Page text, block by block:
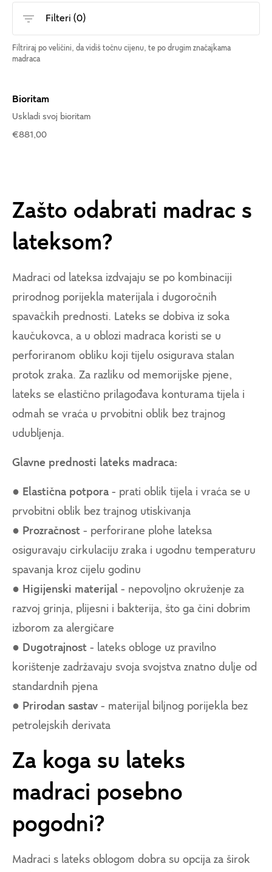
Filteri (0)
Filtriraj po veličini, da vidiš točnu cijenu, te po drugim značajkama
madraca
Bioritam
Uskladi svoj bioritam
€881,00
Zašto odabrati madrac s
lateksom?
Madraci od lateksa izdvajaju se po kombinaciji
prirodnog porijekla materijala i dugoročnih
spavačkih prednosti. Lateks se dobiva iz soka
kaučukovca, a u oblozi madraca koristi se u
perforiranom obliku koji tijelu osigurava stalan
protok zraka. Za razliku od memorijske pjene,
lateks se elastično prilagođava konturama tijela i
odmah se vraća u prvobitni oblik bez trajnog
udubljenja.
Glavne prednosti lateks madraca:
● Elastična potpora - prati oblik tijela i vraća se u
prvobitni oblik bez trajnog utiskivanja
● Prozračnost - perforirane plohe lateksa
osiguravaju cirkulaciju zraka i ugodnu temperaturu
spavanja kroz cijelu godinu
● Higijenski materijal - nepovoljno okruženje za
razvoj grinja, plijesni i bakterija, što ga čini dobrim
izborom za alergičare
● Dugotrajnost - lateks obloge uz pravilno
korištenje zadržavaju svoja svojstva znatno dulje od
standardnih pjena
● Prirodan sastav - materijal biljnog porijekla bez
petrolejskih derivata
Za koga su lateks
madraci posebno
pogodni?
Madraci s lateks oblogom dobra su opcija za širok